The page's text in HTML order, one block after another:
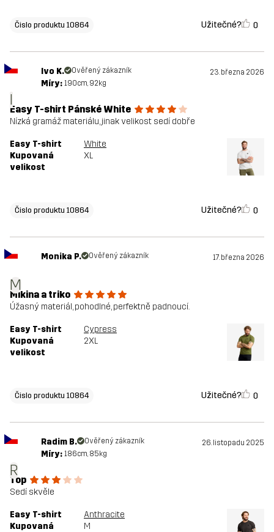
Čislo produktu 10864 Užitečné? 0
I
Ivo K. Ověřený zákazník 23. března 2026
Míry: 190cm, 92kg
Easy T-shirt Pánské White
Nízká gramáž materiálu, jinak velikost sedí dobře
Easy T-shirt
White
Kupovaná
velikost
XL
Čislo produktu 10864 Užitečné? 0
M
Monika P. Ověřený zákazník 17. března 2026
Mikina a triko
Úžasný materiál, pohodlné, perfektně padnoucí.
Easy T-shirt
Cypress
Kupovaná
velikost
2XL
Čislo produktu 10864 Užitečné? 0
R
Radim B. Ověřený zákazník 26. listopadu 2025
Míry: 186cm, 85kg
Top
Sedí skvěle
Easy T-shirt
Anthracite
Kupovaná
M